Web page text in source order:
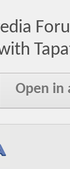
Open in